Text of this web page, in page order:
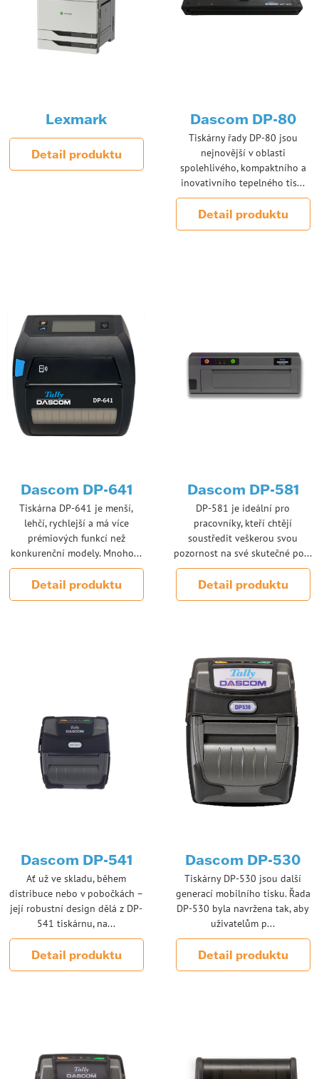
Lexmark
Detail produktu
Dascom DP-80
Tiskárny řady DP-80 jsou
nejnovější v oblasti
spolehlivého, kompaktního a
inovativního tepelného tis...
Detail produktu
Dascom DP-641
Tiskárna DP-641 je menší,
lehčí, rychlejší a má více
prémiových funkcí než
konkurenční modely. Mnoho...
Detail produktu
Dascom DP-581
DP-581 je ideální pro
pracovníky, kteří chtějí
soustředit veškerou svou
pozornost na své skutečné po...
Detail produktu
Dascom DP-541
Ať už ve skladu, během
distribuce nebo v pobočkách –
její robustní design dělá z DP-
541 tiskárnu, na...
Detail produktu
Dascom DP-530
Tiskárny DP-530 jsou další
generací mobilního tisku. Řada
DP-530 byla navržena tak, aby
uživatelům p...
Detail produktu